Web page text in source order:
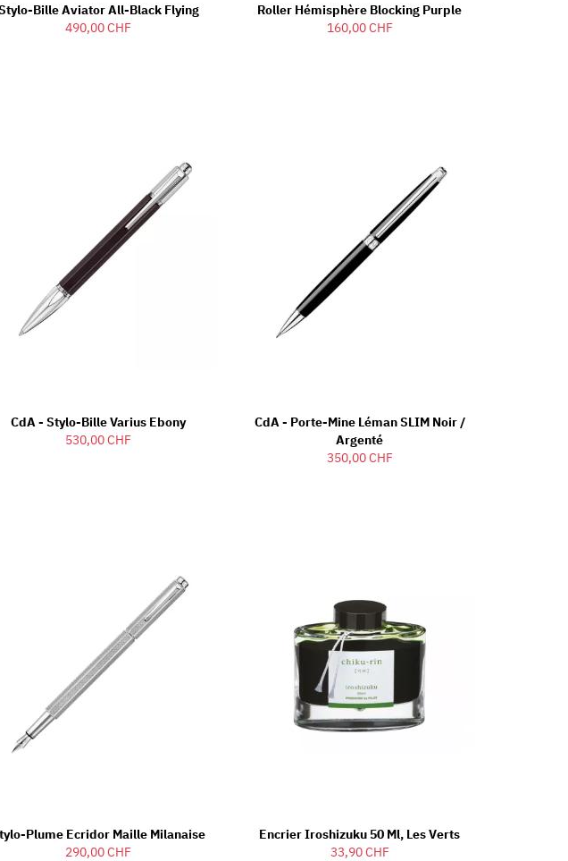
Bille Aviator All-Black Flying
490,00 CHF
Roller Hémisphère Blocking Purple
160,00 CHF
CdA - Stylo-Bille Varius Ebony
530,00 CHF
CdA - Porte-Mine Léman SLIM Noir /
Argenté
350,00 CHF
Plume Ecridor Maille Milanaise
290,00 CHF
Encrier Iroshizuku 50 Ml, Les Verts
33,90 CHF